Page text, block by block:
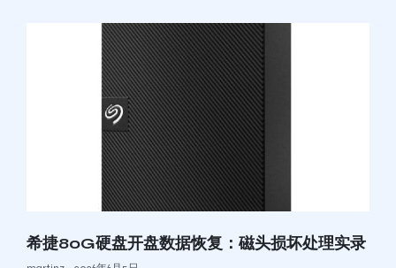
希捷80G硬盘开盘数据恢复：磁头损坏处理实录